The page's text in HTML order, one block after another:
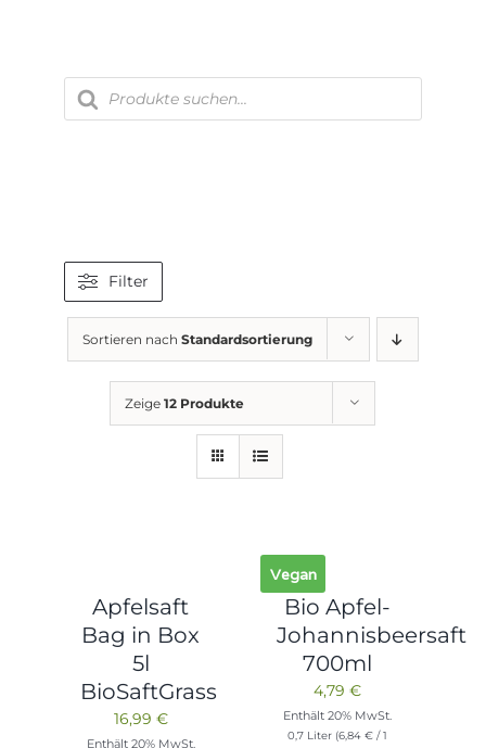
Products
search
Filter
Sortieren nach Standardsortierung
Zeige12 Produkte
Apfelsaft
Bag in Box
5l
BioSaftGrass
16,99 €
Enthält 20% MwSt.
Vegan
Bio Apfel-
Johannisbeersaft
700ml
4,79 €
Enthält 20% MwSt.
0,7 Liter (6,84 €/ 1